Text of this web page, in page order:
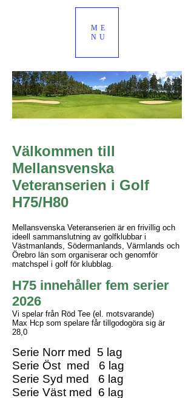
ME
NU
Välkommen till
Mellansvenska
Veteranserien i Golf
H75/H80
Mellansvenska Veteranserien är en frivillig och
ideell sammanslutning av golfklubbar i
Västmanlands, Södermanlands, Värmlands och
Örebro län som organiserar och genomför
matchspel i golf för klubblag.
H75 innehåller fem serier
2026
Vi spelar från Röd Tee (el. motsvarande)
Max Hcp som spelare får tillgodogöra sig är
28,0
Serie Norr med 5 lag
Serie Öst med 6 lag
Serie Syd med 6 lag
Serie Väst med 6 lag